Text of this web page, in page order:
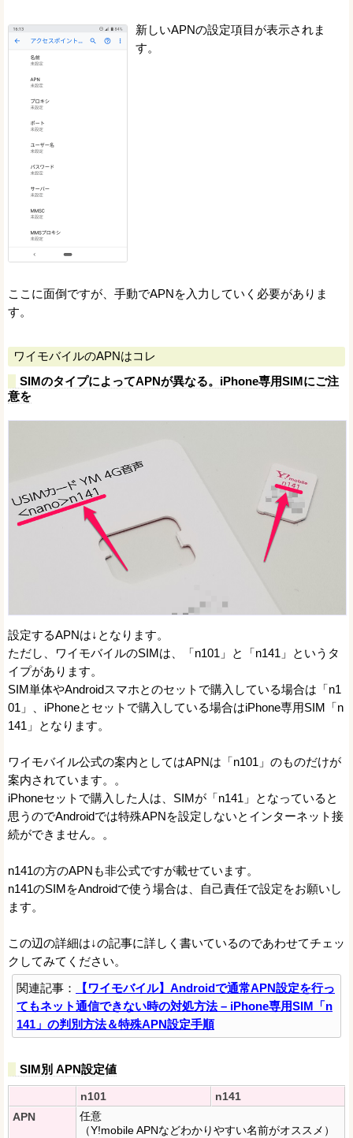
新しいAPNの設定項目が表示されま
す。
ここに面倒ですが、手動でAPNを入力していく必要がありま
す。
ワイモバイルのAPNはコレ
SIMのタイプによってAPNが異なる。iPhone専用SIMにご注
意を
設定するAPNは↓となります。
ただし、ワイモバイルのSIMは、「n101」と「n141」というタ
イプがあります。
SIM単体やAndroidスマホとのセットで購入している場合は「n1
01」、iPhoneとセットで購入している場合はiPhone専用SIM「n
141」となります。
ワイモバイル公式の案内としてはAPNは「n101」のものだけが
案内されています。。
iPhoneセットで購入した人は、SIMが「n141」となっていると
思うのでAndroidでは特殊APNを設定しないとインターネット接
続ができません。。
n141の方のAPNも非公式ですが載せています。
n141のSIMをAndroidで使う場合は、自己責任で設定をお願いし
ます。
この辺の詳細は↓の記事に詳しく書いているのであわせてチェッ
クしてみてください。
関連記事：
【ワイモバイル】Androidで通常APN設定を行っ
てもネット通信できない時の対処方法 – iPhone専用SIM「n
141」の判別方法＆特殊APN設定手順
SIM別 APN設定値
n101
n141
APN
任意
（Y!mobile APNなどわかりやすい名前がオススメ）